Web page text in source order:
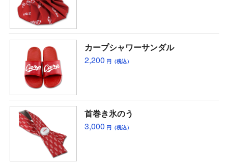
カープシャワーサンダル
2,200 円（税込）
首巻き氷のう
3,000 円（税込）